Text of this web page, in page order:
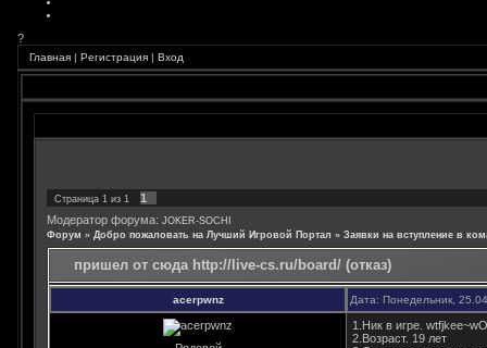
?
Главная | Регистрация | Вход
Страница 1 из 1
1
Модератор форума: JOKER-SOCHI
Форум » Добро пожаловать на Лучший Игровой Портал » Заявки на вступление в
пришел от сюда http://live-cs.ru/board/ (отказ)
acerpwnz Дата: Понедельник,
1.Ник в игре.
2.Возраст. 19 лет